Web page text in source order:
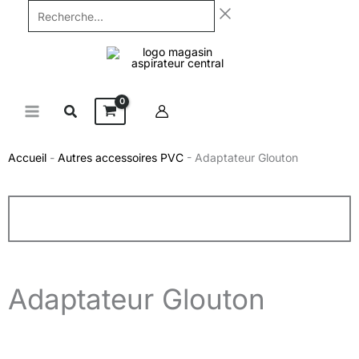
Recherche...
Accueil - Autres accessoires PVC - Adaptateur Glouton
Adaptateur Glouton